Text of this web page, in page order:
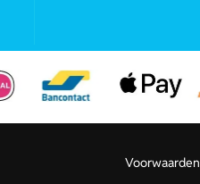
Voorwaarden